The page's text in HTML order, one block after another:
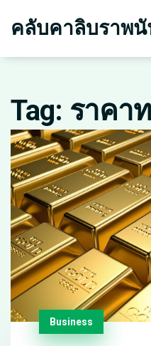
คลับคาลิบราพ
Tag: ราคา
Business